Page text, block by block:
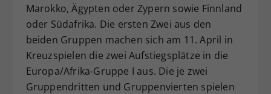
Marokko, Ägypten oder Zypern sowie Finnland
oder Südafrika. Die ersten Zwei aus den
beiden Gruppen machen sich am 11. April in
Kreuzspielen die zwei Aufstiegsplätze in die
Europa/Afrika-Gruppe I aus. Die je zwei
Gruppendritten und Gruppenvierten spielen